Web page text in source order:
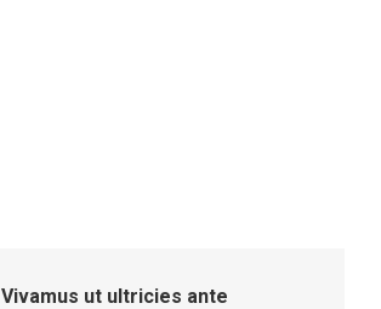
Vivamus ut ultricies ante